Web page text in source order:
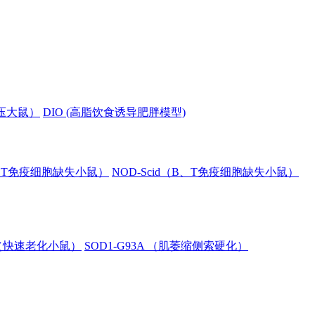
大鼠） DIO (高脂饮食诱导肥胖模型)
免疫细胞缺失小鼠）
NOD-Scid（B、T免疫细胞缺失小鼠）
速老化小鼠） SOD1-G93A （肌萎缩侧索硬化）